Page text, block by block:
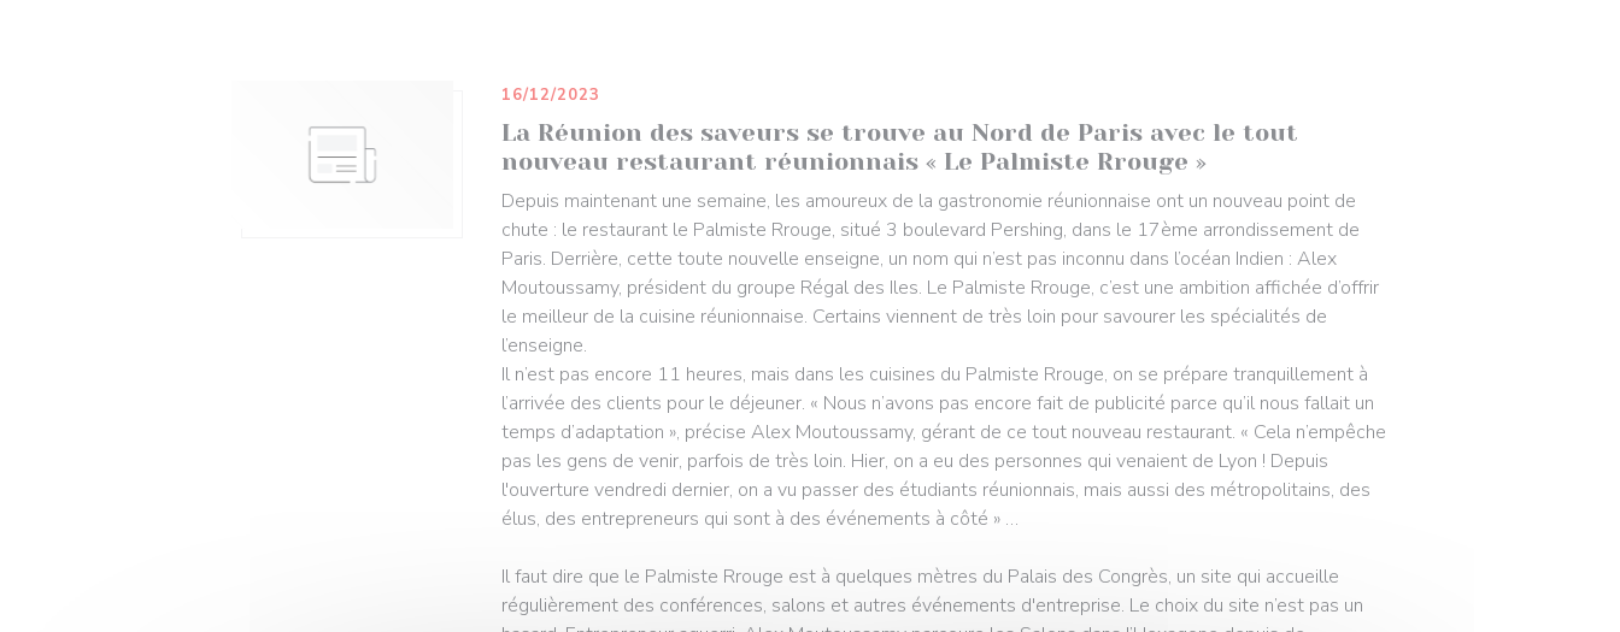
La Réunion des saveurs se trouve au Nord de Paris avec le tout
nouveau restaurant réunionnais « Le Palmiste Rrouge »
16/12/2023
Depuis maintenant une semaine, les amoureux de la gastronomie réunionnaise ont un nouveau point de
chute : le restaurant le Palmiste Rrouge, situé 3 boulevard Pershing, dans le 17ème arrondissement de
Paris. Derrière, cette toute nouvelle enseigne, un nom qui n’est pas inconnu dans l’océan Indien : Alex
Moutoussamy, président du groupe Régal des Iles. Le Palmiste Rrouge, c’est une ambition affichée d’offrir
le meilleur de la cuisine réunionnaise. Certains viennent de très loin pour savourer les spécialités de
l’enseigne.
Il n’est pas encore 11 heures, mais dans les cuisines du Palmiste Rrouge, on se prépare tranquillement à
l’arrivée des clients pour le déjeuner. « Nous n’avons pas encore fait de publicité parce qu’il nous fallait un
temps d’adaptation », précise Alex Moutoussamy, gérant de ce tout nouveau restaurant. « Cela n’empêche
pas les gens de venir, parfois de très loin. Hier, on a eu des personnes qui venaient de Lyon ! Depuis
l'ouverture vendredi dernier, on a vu passer des étudiants réunionnais, mais aussi des métropolitains, des
élus, des entrepreneurs qui sont à des événements à côté » …
Il faut dire que le Palmiste Rrouge est à quelques mètres du Palais des Congrès, un site qui accueille
régulièrement des conférences, salons et autres événements d'entreprise. Le choix du site n’est pas un